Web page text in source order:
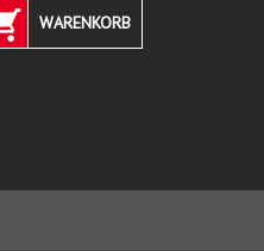
WARENKORB